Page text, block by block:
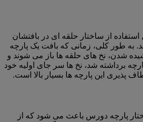
از ساختار حلقه ای در بافتشان
به طور کلی، زمانی که بافت یک پارچه
شدن، نخ های حلقه ها باز می شوند و
برداشته شد، نخ ها سر جای اولیه خود
پذیری این پارچه ها بسیار بالا است.
پارچه دورس باعث می شود که از